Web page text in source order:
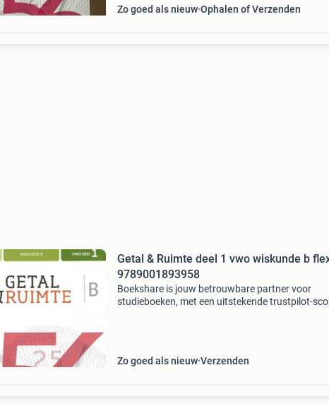
Zo goed als nieuw Ophalen of Verzenden
Getal & Ruimte deel 1 vwo wiskunde b
9789001893958
Boekshare is jouw betrouwbare partner voor
studieboeken, met een uitstekende trustpilot-
Zo goed als nieuw Verzenden